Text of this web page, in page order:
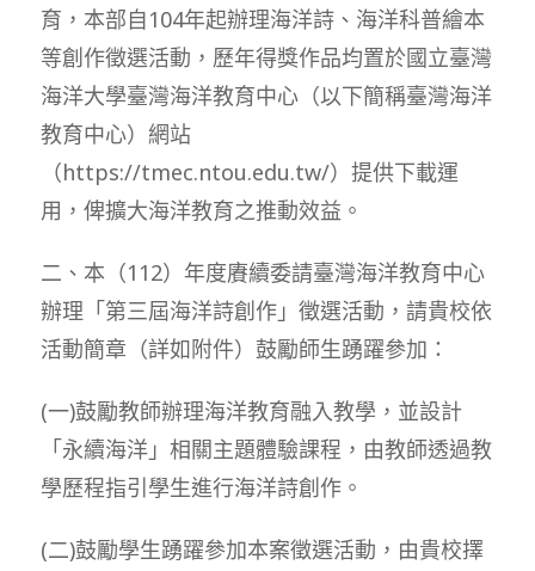
育，本部自104年起辦理海洋詩、海洋科普繪本
等創作徵選活動，歷年得獎作品均置於國立臺灣
海洋大學臺灣海洋教育中心（以下簡稱臺灣海洋
教育中心）網站
（https://tmec.ntou.edu.tw/）提供下載運
用，俾擴大海洋教育之推動效益。
二、本（112）年度賡續委請臺灣海洋教育中心
辦理「第三屆海洋詩創作」徵選活動，請貴校依
活動簡章（詳如附件）鼓勵師生踴躍參加：
(一)鼓勵教師辦理海洋教育融入教學，並設計
「永續海洋」相關主題體驗課程，由教師透過教
學歷程指引學生進行海洋詩創作。
(二)鼓勵學生踴躍參加本案徵選活動，由貴校擇